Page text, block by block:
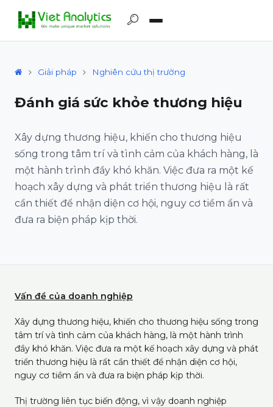
Giải pháp Nghiên cứu thị trường
Đánh giá sức khỏe thương hiệu
Xây dựng thương hiệu, khiến cho thương hiệu
sống trong tâm trí và tình cảm của khách hàng, là
một hành trình đầy khó khăn. Việc đưa ra một kế
hoạch xây dựng và phát triển thương hiệu là rất
cần thiết để nhận diện cơ hội, nguy cơ tiềm ẩn và
đưa ra biện pháp kịp thời.
Vấn đề của doanh nghiệp
Xây dựng thương hiệu, khiến cho thương hiệu sống trong
tâm trí và tình cảm của khách hàng, là một hành trình
đầy khó khăn. Việc đưa ra một kế hoạch xây dựng và phát
triển thương hiệu là rất cần thiết để nhận diện cơ hội,
nguy cơ tiềm ẩn và đưa ra biện pháp kịp thời.
Thị trường liên tục biến động, vì vậy doanh nghiệp